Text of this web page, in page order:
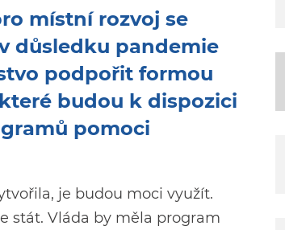
místní rozvoj se
důsledku pandemie
podpořit formou
budou k dispozici
pomoci
je budou moci využít.
stát. Vláda by měla program